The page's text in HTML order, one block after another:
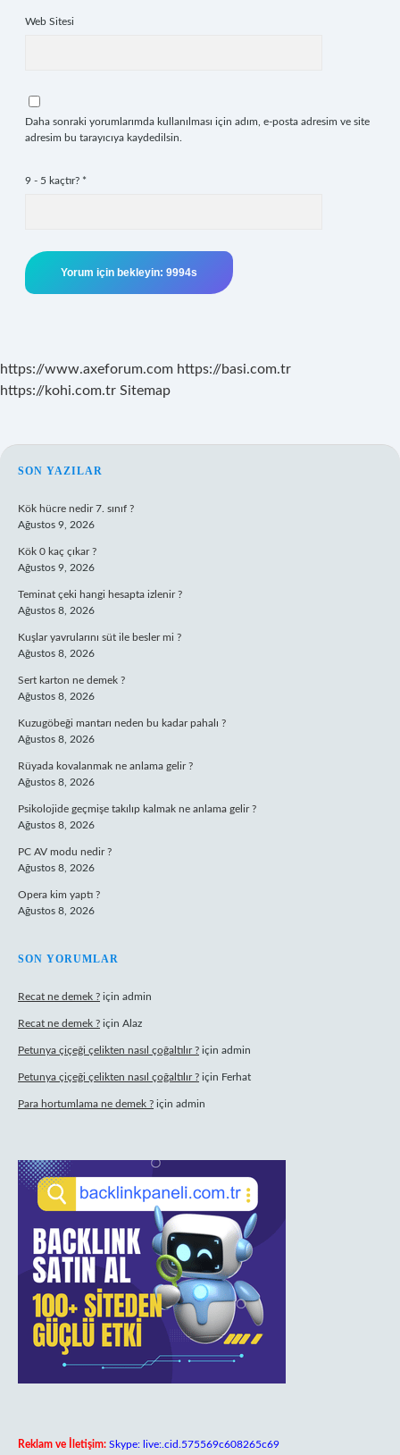
Web Sitesi
Daha sonraki yorumlarımda kullanılması için adım, e-posta adresim ve site
adresim bu tarayıcıya kaydedilsin.
9 - 5 kaçtır? *
https://www.axeforum.com https://basi.com.tr
https://kohi.com.tr Sitemap
SIDEBAR
SON YAZILAR
Kök hücre nedir 7. sınıf ?
Ağustos 9, 2026
Kök 0 kaç çıkar ?
Ağustos 9, 2026
Teminat çeki hangi hesapta izlenir ?
Ağustos 8, 2026
Kuşlar yavrularını süt ile besler mi ?
Ağustos 8, 2026
Sert karton ne demek ?
Ağustos 8, 2026
Kuzugöbeği mantarı neden bu kadar pahalı ?
Ağustos 8, 2026
Rüyada kovalanmak ne anlama gelir ?
Ağustos 8, 2026
Psikolojide geçmişe takılıp kalmak ne anlama gelir ?
Ağustos 8, 2026
PC AV modu nedir ?
Ağustos 8, 2026
Opera kim yaptı ?
Ağustos 8, 2026
SON YORUMLAR
Recat ne demek ? için admin
Recat ne demek ? için Alaz
Petunya çiçeği çelikten nasıl çoğaltılır ? için admin
Petunya çiçeği çelikten nasıl çoğaltılır ? için Ferhat
Para hortumlama ne demek ? için admin
Reklam ve İletişim: Skype: live:.cid.575569c608265c69